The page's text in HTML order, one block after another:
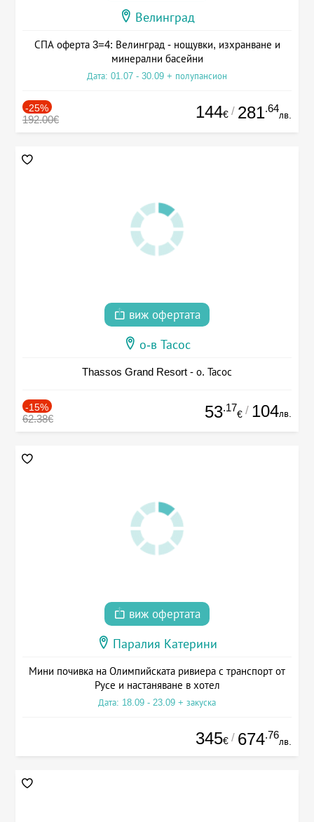
Велинград
СПА оферта 3=4: Велинград - нощувки, изхранване и
минерални басейни
Дата: 01.07 - 30.09 + полупансион
-25%
192.00€ 144€ / 281.64
лв.
виж офертата
о-в Тасос
Thassos Grand Resort - о. Тасос
-15%
62.38€ 53.17
€ / 104лв.
виж офертата
Паралия Катерини
Мини почивка на Олимпийската ривиера с транспорт от
Русе и настаняване в хотел
Дата: 18.09 - 23.09 + закуска
345€ / 674.76
лв.